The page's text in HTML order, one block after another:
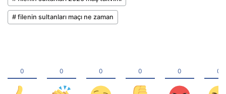
# filenin sultanları maçı ne zaman